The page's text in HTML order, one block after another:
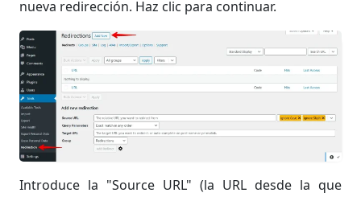
nueva redirección. Haz clic para continuar.
Introduce la "Source URL" (la URL desde la que